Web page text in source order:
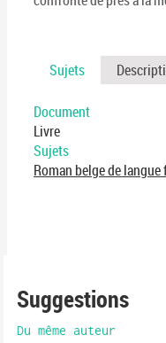
Sujets
Document
Livre
Sujets
Roman belge de
Suggestions
Du même auteur